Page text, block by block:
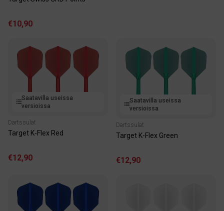
€10,90
Saatavilla useissa
versioissa
Dartssulat
Target K-Flex Red
€12,90
Saatavilla useissa
versioissa
Dartssulat
Target K-Flex Green
€12,90